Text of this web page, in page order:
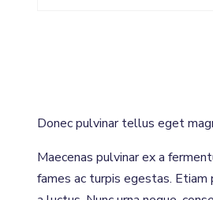
Donec pulvinar tellus eget
Maecenas pulvinar ex a
fames ac turpis egestas.